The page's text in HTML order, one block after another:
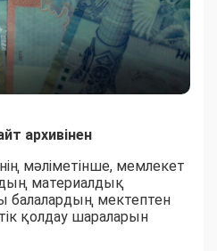
архивінен
мәліметінше, мемлекет
материалдық
балалардың мектептен
қолдау шараларын